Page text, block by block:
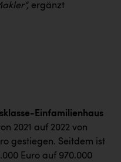
ergänzt
Einfamilienhaus
2021 auf 2022 von
gestiegen. Seitdem ist
Euro auf 970.000